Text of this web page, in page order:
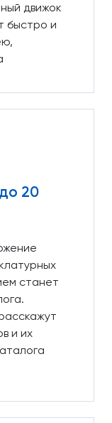
движок
быстро и
20
станет
и их